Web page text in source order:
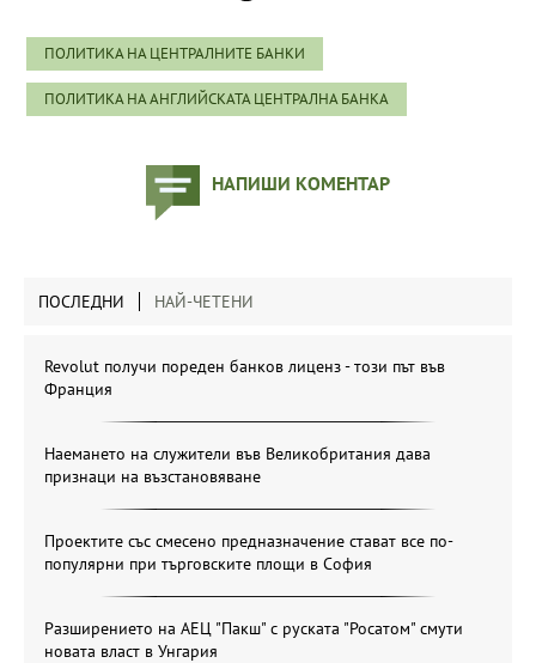
ПОЛИТИКА НА ЦЕНТРАЛНИТЕ БАНКИ
ПОЛИТИКА НА АНГЛИЙСКАТА ЦЕНТРАЛНА БАНКА
НАПИШИ КОМЕНТАР
ПОСЛЕДНИ НАЙ-ЧЕТЕНИ
Revolut получи пореден банков лиценз - този път във
Франция
Наемането на служители във Великобритания дава
признаци на възстановяване
Проектите със смесено предназначение стават все по-
популярни при търговските площи в София
Разширението на АЕЦ "Пакш" с руската "Росатом" смути
новата власт в Унгария